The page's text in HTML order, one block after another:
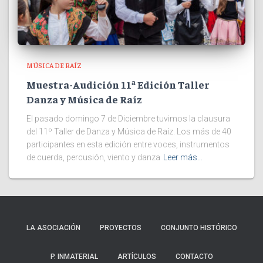
MÚSICA DE RAÍZ
Muestra-Audición 11ª Edición Taller
Danza y Música de Raíz
El pasado domingo 7 de Diciembre tuvimos la clausura
del 11º Taller de Danza y Música de Raíz. Los más de 40
participantes en esta edición entre voces, instrumentos
de cuerda, percusión, viento y danza
Leer más…
LA ASOCIACIÓN PROYECTOS CONJUNTO HISTÓRICO
P. INMATERIAL ARTÍCULOS CONTACTO